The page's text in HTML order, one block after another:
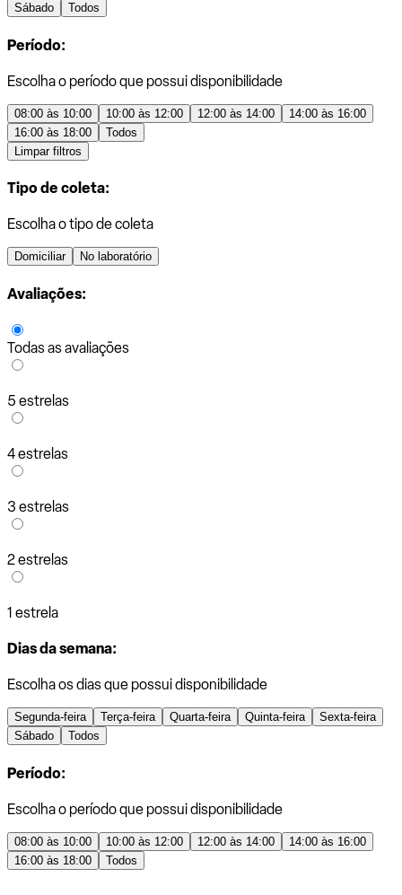
Sábado
Todos
Período:
Escolha o período que possui disponibilidade
08:00 às 10:00 10:00 às 12:00 12:00 às 14:00
14:00 às 16:00
16:00 às 18:00
Todos
Limpar filtros
Tipo de coleta:
Escolha o tipo de coleta
Domiciliar No laboratório
Avaliações:
Todas as avaliações
5 estrelas
4 estrelas
3 estrelas
2 estrelas
1 estrela
Dias da semana:
Escolha os dias que possui disponibilidade
Segunda-feira Terça-feira Quarta-feira Quinta-feira
Sexta-feira
Sábado
Todos
Período:
Escolha o período que possui disponibilidade
08:00 às 10:00 10:00 às 12:00 12:00 às 14:00
14:00 às 16:00
16:00 às 18:00
Todos